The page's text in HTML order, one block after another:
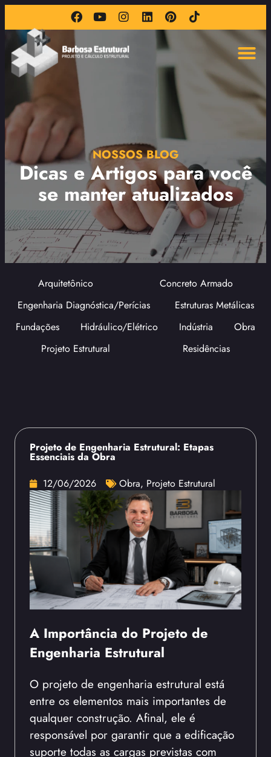
NOSSOS BLOG
Dicas e Artigos para você
se manter atualizados
Arquitetônico
Concreto Armado
Engenharia Diagnóstica/Perícias
Estruturas Metálicas
Fundações
Hidráulico/Elétrico Indústria
Obra
Projeto Estrutural
Residências
Projeto de Engenharia Estrutural: Etapas
Essenciais da Obra
12/06/2026
Obra, Projeto Estrutural
A Importância do Projeto de
Engenharia Estrutural
O projeto de engenharia estrutural está
entre os elementos mais importantes de
qualquer construção. Afinal, ele é
responsável por garantir que a edificação
suporte todas as cargas previstas com